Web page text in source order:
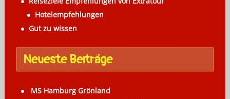
Hotelempfehlungen
Gut zu wissen
Neueste Beiträge
MS Hamburg Grönland